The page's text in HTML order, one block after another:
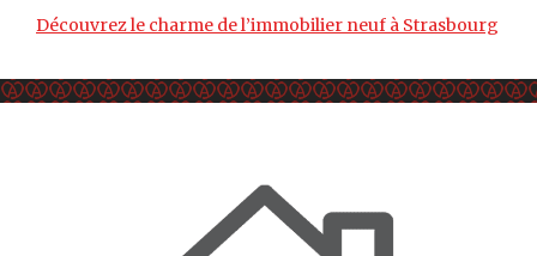
Découvrez le charme de l’immobilier neuf à Strasbourg